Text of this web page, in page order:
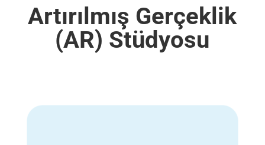
Artırılmış Gerçeklik
(AR) Stüdyosu